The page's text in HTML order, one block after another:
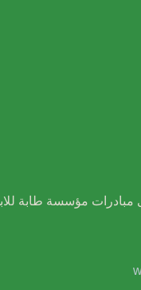
مبادرات مؤسسة طابة